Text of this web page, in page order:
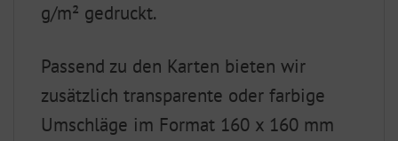
g/m² gedruckt.
Passend zu den Karten bieten wir
zusätzlich transparente oder farbige
Umschläge im Format 160 x 160 mm